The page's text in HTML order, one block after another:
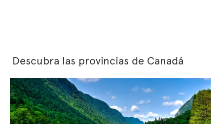
Descubra las provincias de Canadá